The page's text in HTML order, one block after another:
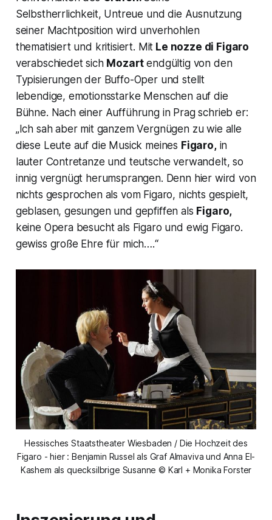
Selbstherrlichkeit, Untreue und die Ausnutzung
seiner Machtposition wird unverhohlen
thematisiert und kritisiert. Mit Le nozze di Figaro
verabschiedet sich Mozartendgültig von den
Typisierungen der Buffo-Oper und stellt
lebendige, emotionsstarke Menschen auf die
Bühne. Nach einer Aufführung in Prag schrieb er:
„Ich sah aber mit ganzem Vergnügen zu wie alle
diese Leute auf die Musick meines Figaro,in
lauter Contretanze und teutsche verwandelt, so
innig vergnügt herumsprangen. Denn hier wird von
nichts gesprochen als vom Figaro, nichts gespielt,
geblasen, gesungen und gepfiffen als Figaro,
keine Opera besucht als Figaro und ewig Figaro.
gewiss große Ehre für mich….“
Hessisches Staatstheater Wiesbaden / Die Hochzeit des
Figaro - hier : Benjamin Russel als Graf Almaviva und Anna El-
Kashem als quecksilbrige Susanne © Karl + Monika Forster